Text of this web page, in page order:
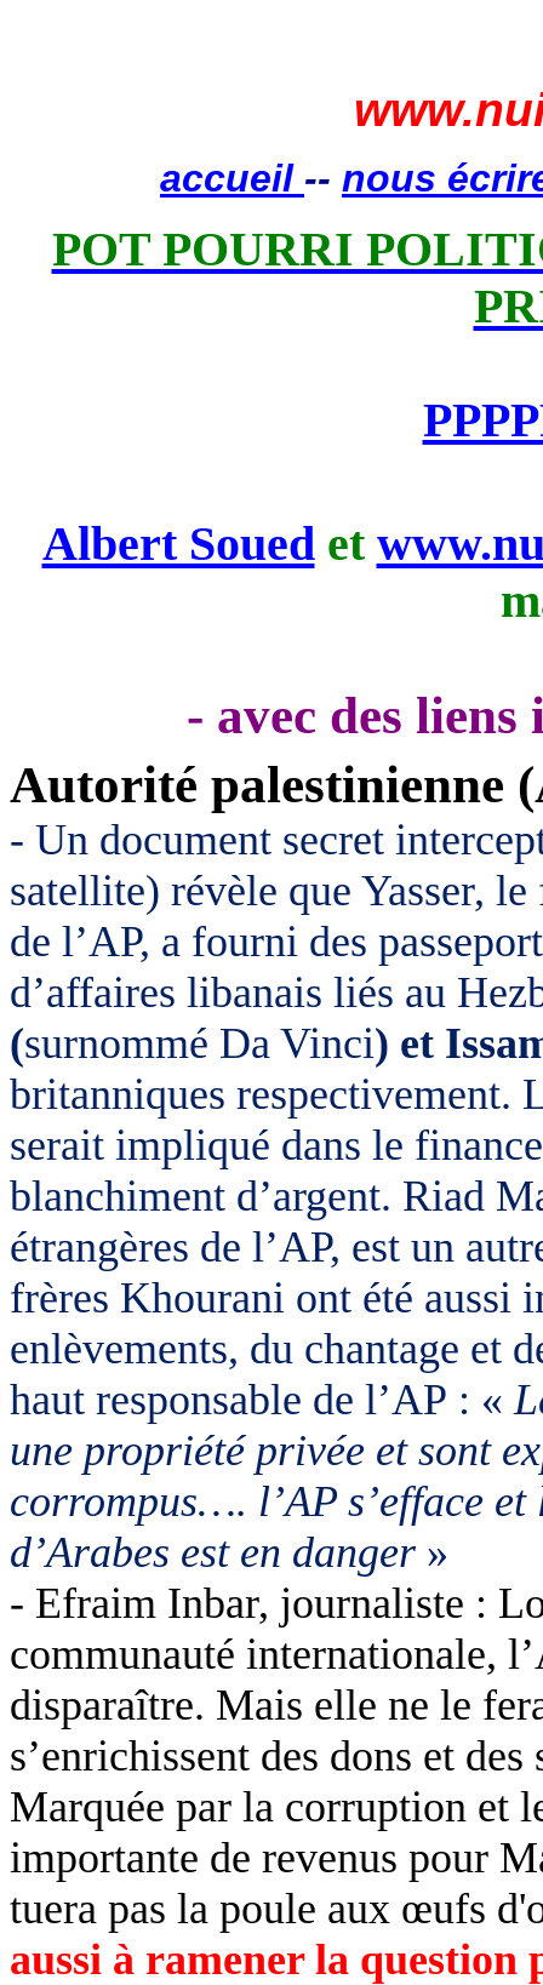
accueil -- nous
POT POURRI
Albert Souedet
- avec des
Autorité palestinienne
- Un document secret
satellite) révèle que Yasser,
de l’AP, a fourni des
d’affaires libanais liés au
(surnommé Da Vinci) et
britanniques respectivement.
serait impliqué dans le
blanchiment d’argent. Riad
étrangères de l’AP, est un
frères Khourani ont été aussi
enlèvements, du chantage et
haut responsable de l’AP : «
une propriété privée et sont
corrompus…. l’AP s’efface
d’Arabes est en danger »
- Efraim Inbar, journaliste :
communauté internationale,
disparaître. Mais elle ne le
s’enrichissent des dons et
Marquée par la corruption et
importante de revenus pour
tuera pas la poule aux œufs
aussi à ramener la question